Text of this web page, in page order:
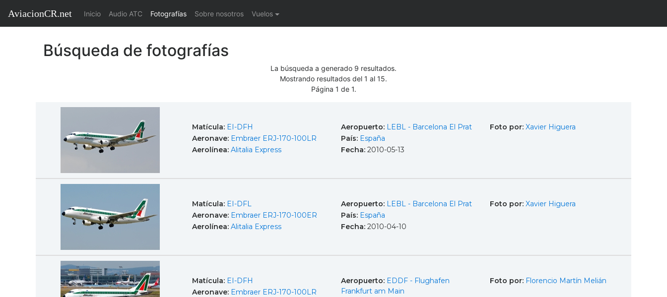
AviacionCR.net Inicio(current)
Audio ATC Fotografías Sobre nosotros Vuelos
Búsqueda de fotografías
La búsqueda a generado 9 resultados.
Mostrando resultados del 1 al 15.
Página 1 de 1.
Matícula: EI-DFH
Aeronave: Embraer ERJ-170-100LR
Aerolínea: Alitalia Express
Aeropuerto: LEBL - Barcelona El Prat
País: España
Fecha: 2010-05-13
Foto por: Xavier Higuera
Matícula: EI-DFL
Aeronave: Embraer ERJ-170-100ER
Aerolínea: Alitalia Express
Aeropuerto: LEBL - Barcelona El Prat
País: España
Fecha: 2010-04-10
Foto por: Xavier Higuera
Matícula: EI-DFH
Aeronave: Embraer ERJ-170-100LR
Aeropuerto: EDDF - Flughafen
Frankfurt am Main
Foto por: Florencio Martín Melián